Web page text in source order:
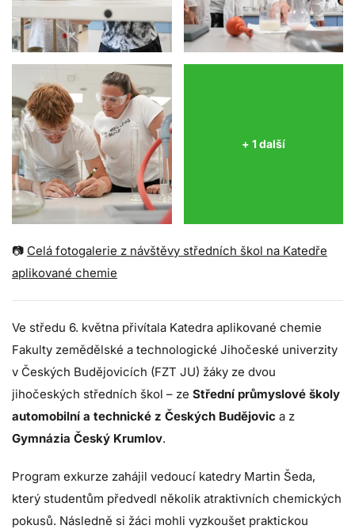
+ 1 další
📷 Celá fotogalerie z návštěvy středních škol na Katedře
aplikované chemie
Ve středu 6. května přivítala Katedra aplikované chemie
Fakulty zemědělské a technologické Jihočeské univerzity
v Českých Budějovicích (FZT JU) žáky ze dvou
jihočeských středních škol – ze Střední průmyslové školy
automobilní a technické z Českých Budějovic a z
Gymnázia Český Krumlov.
Program exkurze zahájil vedoucí katedry Martin Šeda,
který studentům předvedl několik atraktivních chemických
pokusů. Následně si žáci mohli vyzkoušet praktickou